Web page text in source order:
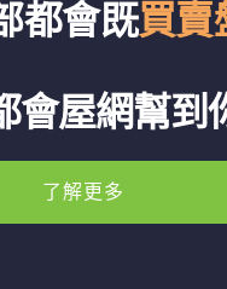
都會既買賣
會屋網幫到
了解更多